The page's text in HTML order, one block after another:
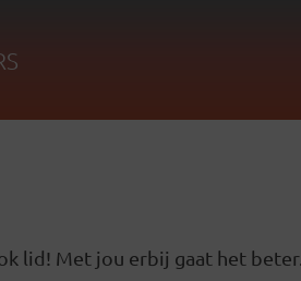
lid! Met jou erbij gaat het beter.